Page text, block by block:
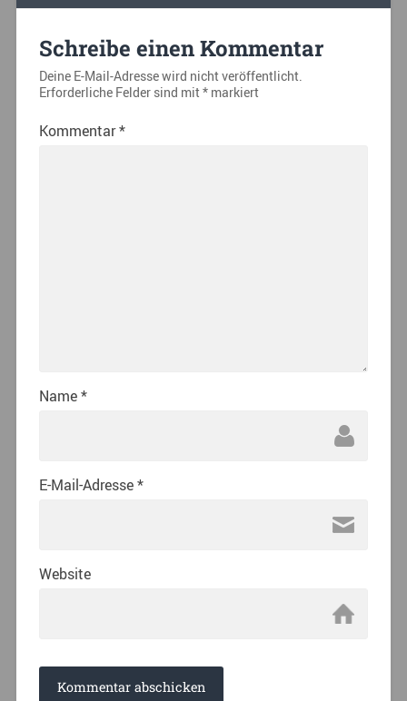
Schreibe einen Kommentar
Deine E-Mail-Adresse wird nicht veröffentlicht.
Erforderliche Felder sind mit*markiert
Kommentar*
Name*
E-Mail-Adresse*
Website